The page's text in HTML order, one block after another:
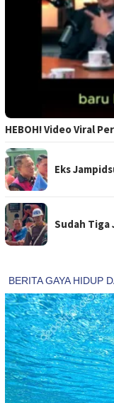
HEBOH! Video Viral
Eks
Sudah Tiga